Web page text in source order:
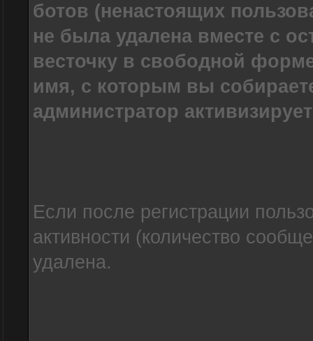
ботов (ненастоящих
не была удалена вместе с
весточку в свободной
имя, с которым вы
администратор
Если после регистрации
активности (количество
удалена.